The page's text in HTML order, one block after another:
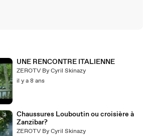
UNE RENCONTRE ITALIENNE
ZEROTV By Cyril Skinazy
il y a 8 ans
Chaussures Louboutin ou croisière à
Zanzibar?
ZEROTV By Cyril Skinazy